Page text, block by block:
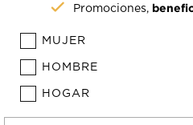
Promociones,
MUJER
HOMBRE
HOGAR